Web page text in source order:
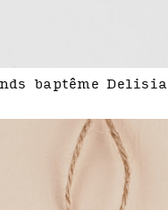
baptême Delisia